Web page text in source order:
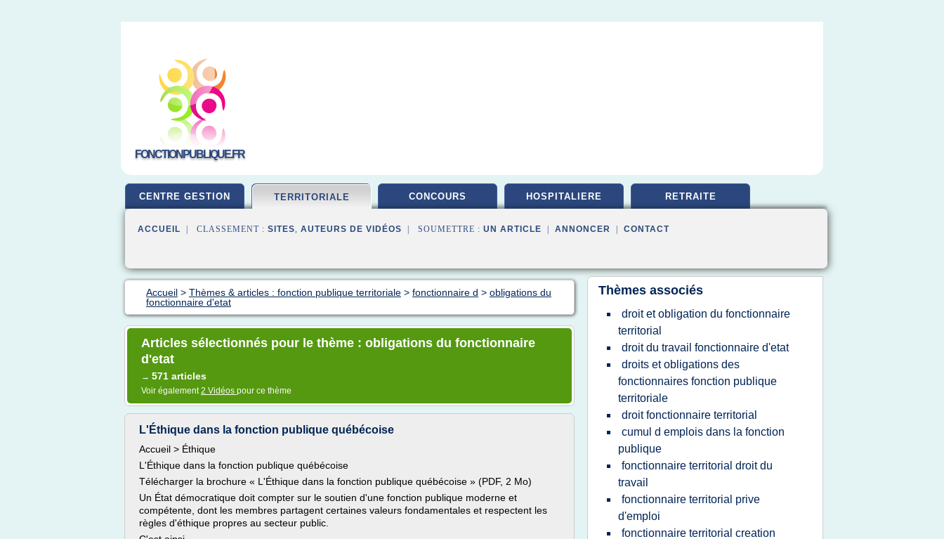
FONCTIONPUBLIQUE.FR
CENTRE GESTION TERRITORIALE CONCOURS HOSPITALIERE RETRAITE
ACCUEIL | CLASSEMENT : SITES, AUTEURS DE VIDÉOS | SOUMETTRE : UN ARTICLE ANNONCER CONTACT
Accueil > Thèmes & articles : fonction publique territoriale > fonctionnaire d > obligations du
fonctionnaire d'etat
Articles sélectionnés pour le thème : obligations du fonctionnaire
d'etat
→ 571 articles
Voir également2 Vidéos pour ce thème
L'Éthique dans la fonction publique québécoise
Accueil > Éthique
L'Éthique dans la fonction publique québécoise
Télécharger la brochure « L'Éthique dans la fonction publique québécoise » (PDF, 2 Mo)
Un État démocratique doit compter sur le soutien d'une fonction publique moderne et
compétente, dont les membres partagent certaines valeurs fondamentales et respectent les
règles d'éthique propres au secteur public.
Thèmes associés
droit et obligation du fonctionnaire
territorial
droit du travail fonctionnaire d'etat
droits et obligations des
fonctionnaires fonction publique
territoriale
droit fonctionnaire territorial
cumul d emplois dans la fonction
publique
fonctionnaire territorial droit du
travail
fonctionnaire territorial prive
d'emploi
fonctionnaire territorial creation